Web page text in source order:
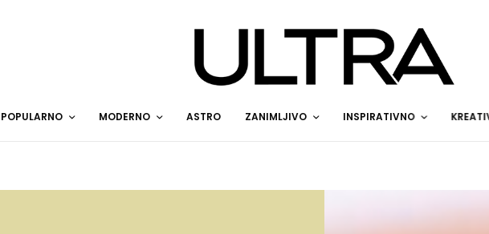
POPULARNO MODERNO ASTRO ZANIMLJIVO INSPIRATIVNO